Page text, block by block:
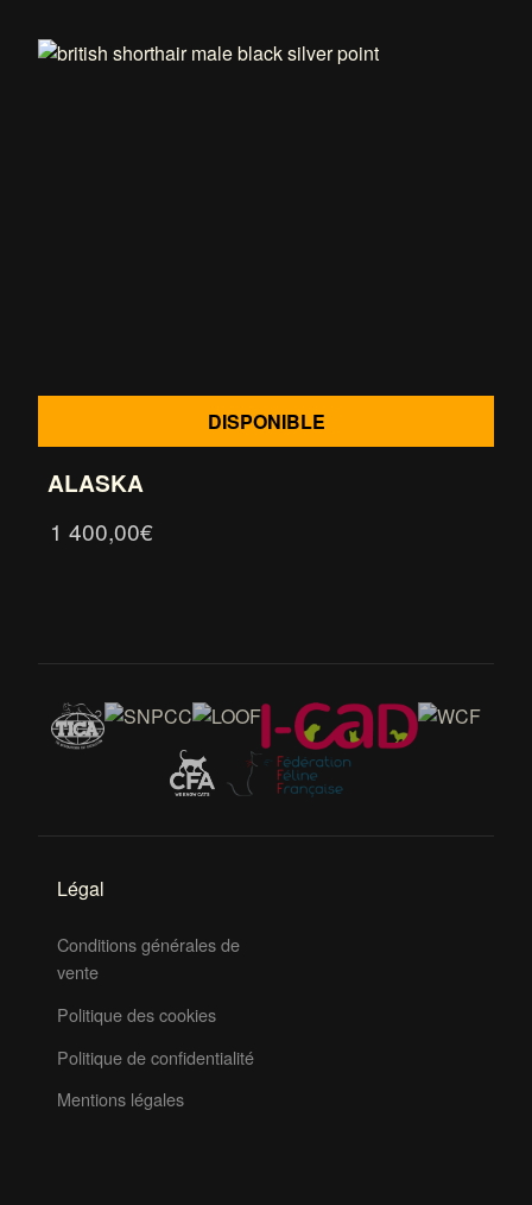
DISPONIBLE
ALASKA
1 400,00€
Légal
Conditions générales de
vente
Politique des cookies
Politique de confidentialité
Mentions légales